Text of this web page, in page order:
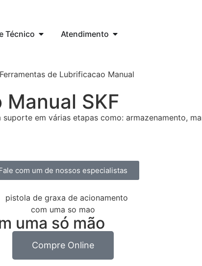
Técnico Atendimento
SKF
em várias etapas como: armazenamento,
com um de nossos especialistas
uma só mão
Compre Online